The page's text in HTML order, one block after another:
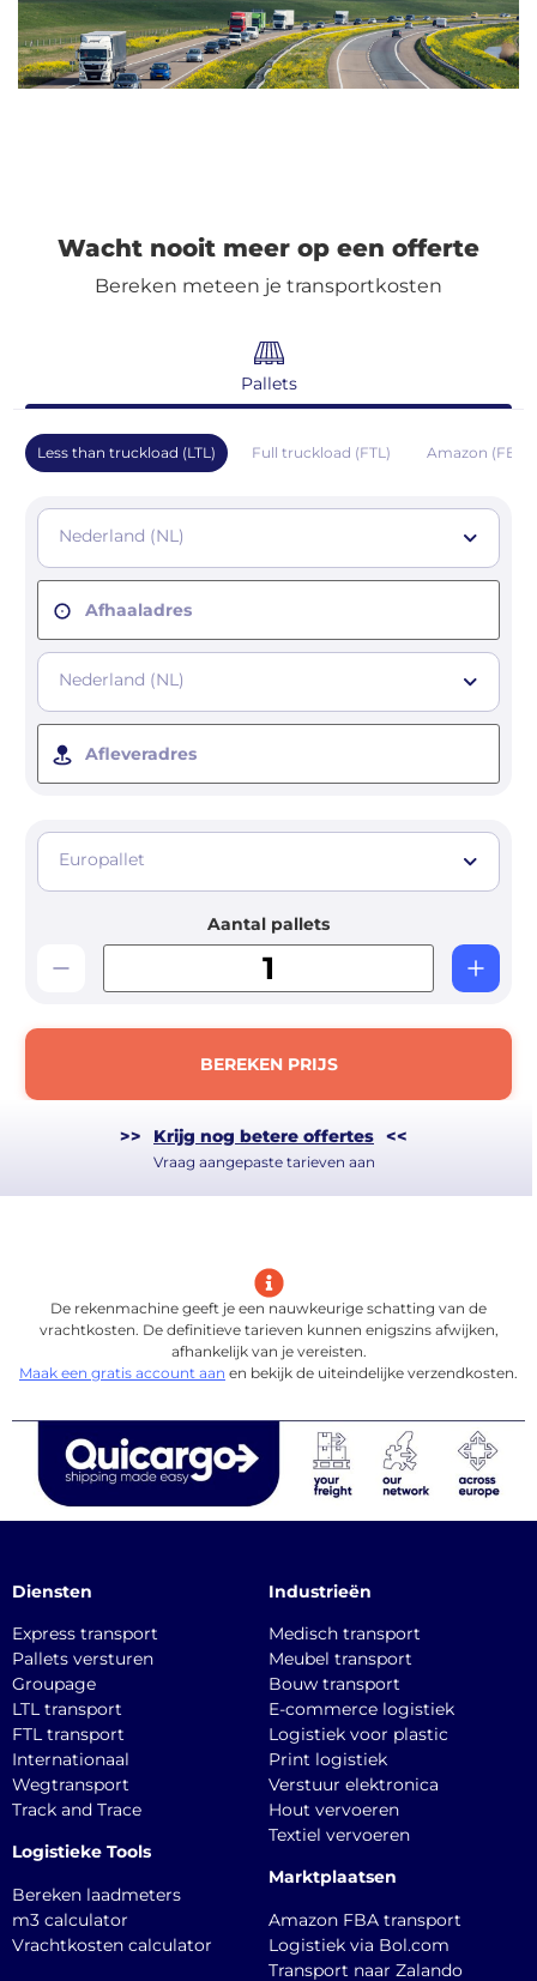
Wacht nooit meer op een offerte
Bereken meteen je transportkosten
Pallets
Less than truckload (LTL) Full truckload (FTL) Amazon (FBA)
Nederland (NL)
Afhaaladres
Nederland (NL)
Afleveradres
Europallet
Aantal pallets
BEREKEN PRIJS
>> Krijg nog betere offertes <<
Vraag aangepaste tarieven aan
De rekenmachine geeft je een nauwkeurige schatting van de
vrachtkosten. De definitieve tarieven kunnen enigszins afwijken,
afhankelijk van je vereisten.
Maak een gratis account aan en bekijk de uiteindelijke verzendkosten.
Diensten
Express transport
Pallets versturen
Groupage
LTL transport
FTL transport
Internationaal
Wegtransport
Track and Trace
Logistieke Tools
Bereken laadmeters
m3 calculator
Vrachtkosten calculator
Industrieën
Medisch transport
Meubel transport
Bouw transport
E-commerce logistiek
Logistiek voor plastic
Print logistiek
Verstuur elektronica
Hout vervoeren
Textiel vervoeren
Marktplaatsen
Amazon FBA transport
Logistiek via Bol.com
Transport naar Zalando